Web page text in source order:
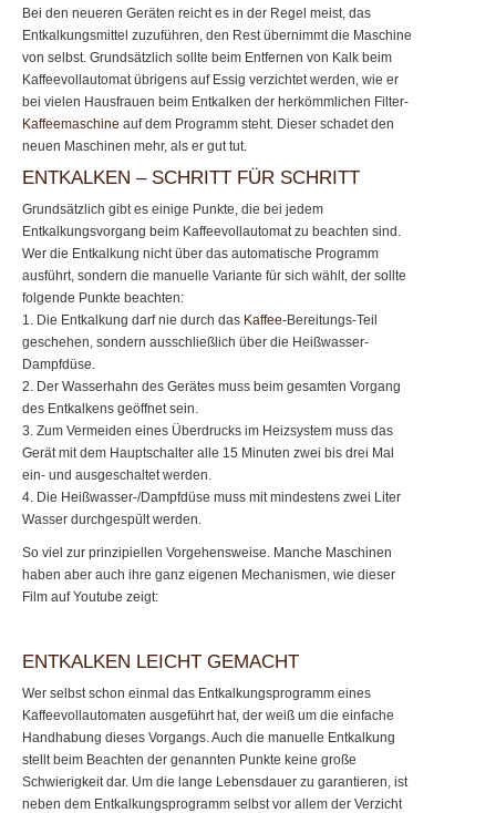
Bei den neueren Geräten reicht es in der Regel meist, das
Entkalkungsmittel zuzuführen, den Rest übernimmt die Maschine
von selbst. Grundsätzlich sollte beim Entfernen von Kalk beim
Kaffeevollautomat übrigens auf Essig verzichtet werden, wie er
bei vielen Hausfrauen beim Entkalken der herkömmlichen Filter-
Kaffeemaschine auf dem Programm steht. Dieser schadet den
neuen Maschinen mehr, als er gut tut.
ENTKALKEN – SCHRITT FÜR SCHRITT
Grundsätzlich gibt es einige Punkte, die bei jedem
Entkalkungsvorgang beim Kaffeevollautomat zu beachten sind.
Wer die Entkalkung nicht über das automatische Programm
ausführt, sondern die manuelle Variante für sich wählt, der sollte
folgende Punkte beachten:
1. Die Entkalkung darf nie durch das Kaffee-Bereitungs-Teil
geschehen, sondern ausschließlich über die Heißwasser-
Dampfdüse.
2. Der Wasserhahn des Gerätes muss beim gesamten Vorgang
des Entkalkens geöffnet sein.
3. Zum Vermeiden eines Überdrucks im Heizsystem muss das
Gerät mit dem Hauptschalter alle 15 Minuten zwei bis drei Mal
ein- und ausgeschaltet werden.
4. Die Heißwasser-/Dampfdüse muss mit mindestens zwei Liter
Wasser durchgespült werden.
So viel zur prinzipiellen Vorgehensweise. Manche Maschinen
haben aber auch ihre ganz eigenen Mechanismen, wie dieser
Film auf Youtube zeigt:
ENTKALKEN LEICHT GEMACHT
Wer selbst schon einmal das Entkalkungsprogramm eines
Kaffeevollautomaten ausgeführt hat, der weiß um die einfache
Handhabung dieses Vorgangs. Auch die manuelle Entkalkung
stellt beim Beachten der genannten Punkte keine große
Schwierigkeit dar. Um die lange Lebensdauer zu garantieren, ist
neben dem Entkalkungsprogramm selbst vor allem der Verzicht